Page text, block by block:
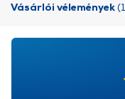
Vásárlói vélemények